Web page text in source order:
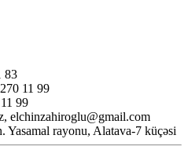
83
11 99
99
, elchinzahiroglu@gmail.com
Yasamal rayonu, Alatava-7 küçəsi